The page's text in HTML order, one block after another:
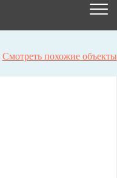
Смотреть похожие объекты